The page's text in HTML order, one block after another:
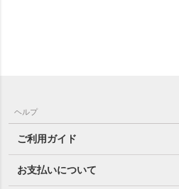
ヘルプ
ご利用ガイド
お支払いについて